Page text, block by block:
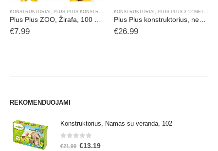
PLUS PLUS KONSTRUKTORIAI
KONSTRUKTORIAI , PLUS PLUS KONSTRUKTORIAI , PLUS PLUS PLASTIKINĖJE PAKUOTĖJE
Plus Plus ZOO, Žirafa, 100 det.
€7.99
KONSTRUKTORIAI , PLUS PLUS 3-12 METŲ ,
Plus Plus konstruktorius, neoninių spalvų, 600 det.
€26.99
REKOMENDUOJAMI
Konstruktorius, Namas su veranda, 102
out of 5
€21.99 Original
€13.19Current